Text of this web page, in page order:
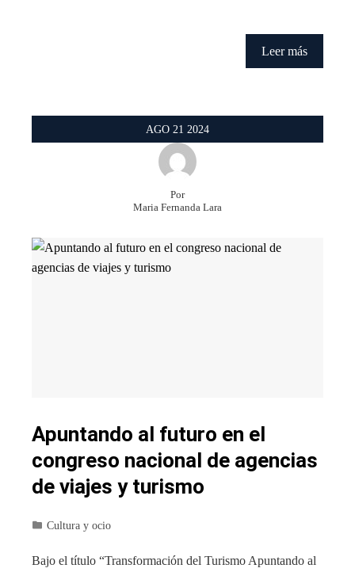
Leer más
AGO 21 2024
Por
Maria Fernanda Lara
Apuntando al futuro en el
congreso nacional de agencias
de viajes y turismo
Cultura y ocio
Bajo el título “Transformación del Turismo Apuntando al